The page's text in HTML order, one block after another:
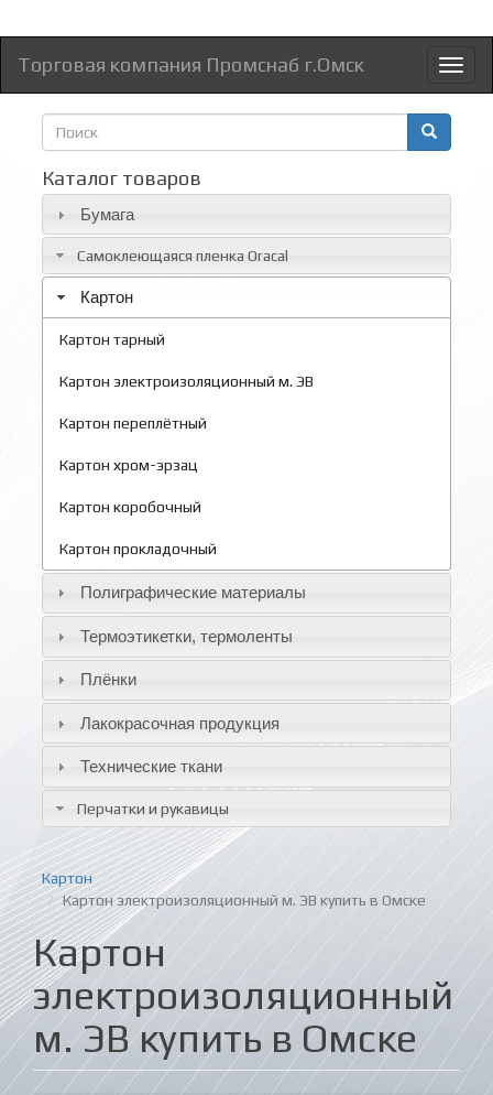
Торговая компания Промснаб г.Омск
Форма
поиска
Каталог товаров
Бумага
Самоклеющаяся пленка Oracal
Картон
Картон тарный
Картон электроизоляционный м. ЭВ
Картон переплётный
Картон хром-эрзац
Картон коробочный
Картон прокладочный
Полиграфические материалы
Термоэтикетки, термоленты
Плёнки
Лакокрасочная продукция
Технические ткани
Перчатки и рукавицы
Картон
Картон электроизоляционный м. ЭВ купить в Омске
Картон
электроизоляционный
м. ЭВ купить в Омске